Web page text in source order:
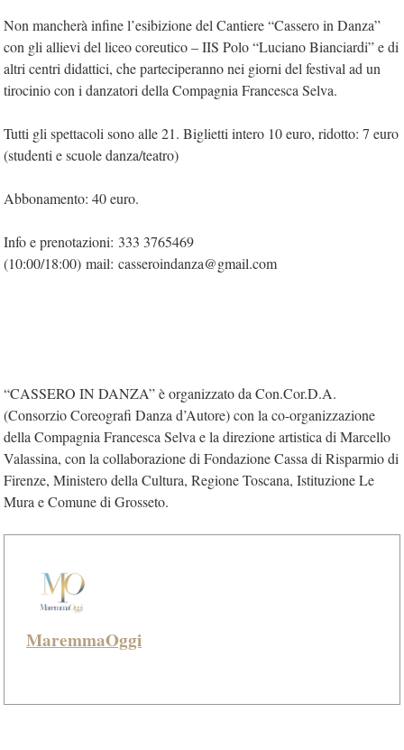
Non mancherà infine l’esibizione del Cantiere “Cassero in Danza”
con gli allievi del liceo coreutico – IIS Polo “Luciano Bianciardi” e di
altri centri didattici, che parteciperanno nei giorni del festival ad un
tirocinio con i danzatori della Compagnia Francesca Selva.
Tutti gli spettacoli sono alle 21. Biglietti intero 10 euro, ridotto: 7 euro
(studenti e scuole danza/teatro)
Abbonamento: 40 euro.
Info e prenotazioni: 333 3765469
(10:00/18:00) mail: casseroindanza@gmail.com
“CASSERO IN DANZA” è organizzato da Con.Cor.D.A.
(Consorzio Coreografi Danza d’Autore) con la co-organizzazione
della Compagnia Francesca Selva e la direzione artistica di Marcello
Valassina, con la collaborazione di Fondazione Cassa di Risparmio di
Firenze, Ministero della Cultura, Regione Toscana, Istituzione Le
Mura e Comune di Grosseto.
MaremmaOggi